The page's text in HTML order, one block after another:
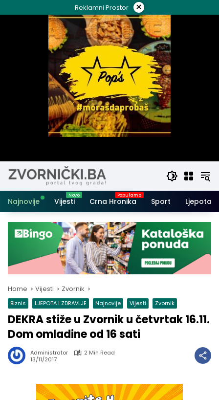
to
Reklamni Prostor ×
Najnovije Vijesti Crna Hronika Sport Ljepota i
Home Vijesti Zvornik
Biznis LJEPOTA I ZDRAVLJE Najnovije Vijesti Zvornik
DEKRA stiže u Zvornik u četvrtak 16.11.
Dom omladine od 16 sati
Administrator
2 Min Read
13/11/2017